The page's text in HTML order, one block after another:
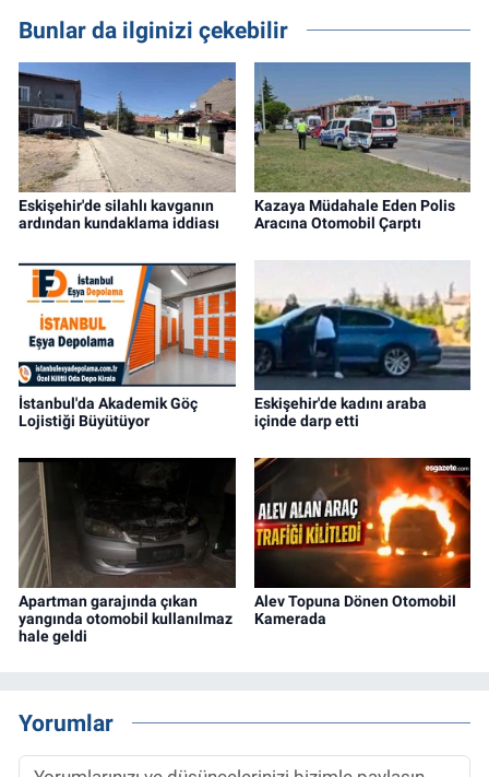
Bunlar da ilginizi çekebilir
Eskişehir'de silahlı kavganın
ardından kundaklama iddiası
Kazaya Müdahale Eden Polis
Aracına Otomobil Çarptı
İstanbul'da Akademik Göç
Lojistiği Büyütüyor
Eskişehir'de kadını araba
içinde darp etti
Apartman garajında çıkan
yangında otomobil kullanılmaz
hale geldi
Alev Topuna Dönen Otomobil
Kamerada
Yorumlar